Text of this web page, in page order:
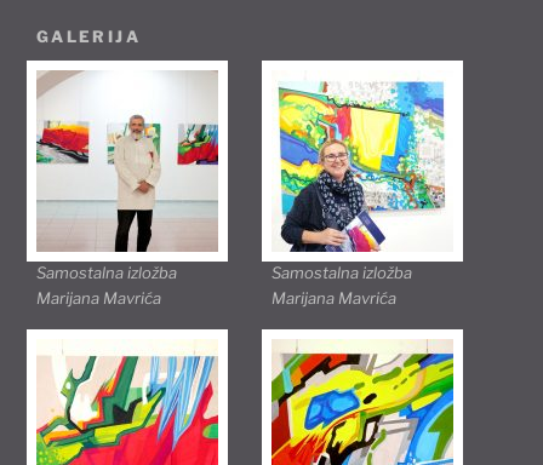
GALERIJA
Samostalna izložba
Marijana Mavrića
Samostalna izložba
Marijana Mavrića